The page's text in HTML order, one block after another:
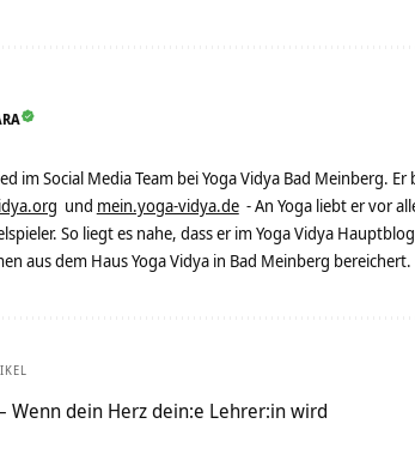
im Social Media Team bei Yoga Vidya Bad Meinberg.
und mein.yoga-vidya.de - An Yoga liebt er vor
So liegt es nahe, dass er im Yoga Vidya
aus dem Haus Yoga Vidya in Bad Meinberg bereichert.
Wenn dein Herz dein:e Lehrer:in wird